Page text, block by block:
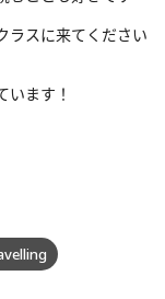
ラスに来てください
ます！